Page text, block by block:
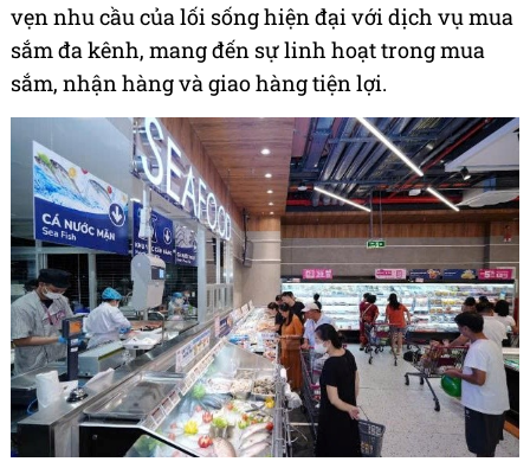
vẹn nhu cầu của lối sống hiện đại với dịch vụ mua
sắm đa kênh, mang đến sự linh hoạt trong mua
sắm, nhận hàng và giao hàng tiện lợi.